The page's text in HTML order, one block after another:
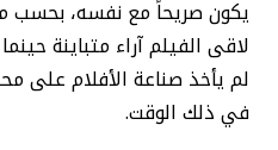
لاقى الفيلم آراء متباينة
في ذلك الوقت.